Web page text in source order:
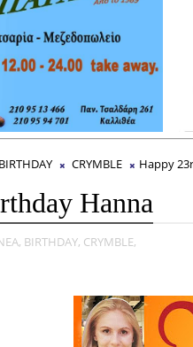
BIRTHDAY CRYMBLE Happy
Hanna
BIRTHDAY, CRYMBLE,